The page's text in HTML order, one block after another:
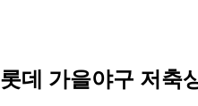
롯데 가을야구 저축